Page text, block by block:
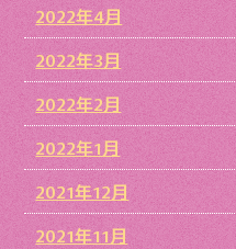
2022年4月
2022年3月
2022年2月
2022年1月
2021年12月
2021年11月